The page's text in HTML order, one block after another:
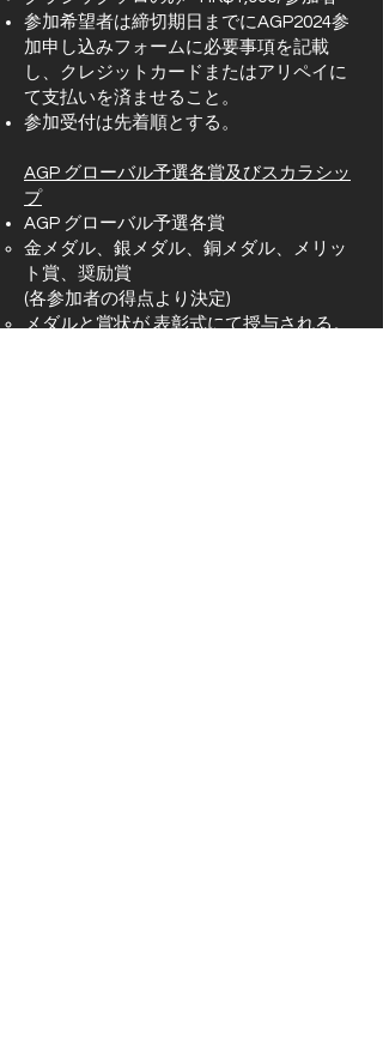
参加希望者は締切期日までにAGP2024参
加申し込みフォームに必要事項を記載
し、クレジットカードまたはアリペイに
て支払いを済ませること。
参加受付は先着順とする。
AGP グローバル予選各賞及びスカラシッ
プ
AGP グローバル予選各賞
金メダル、銀メダル、銅メダル、メリッ
ト賞、奨励賞
(各参加者の得点より決定)
メダルと賞状が 表彰式にて授与される。